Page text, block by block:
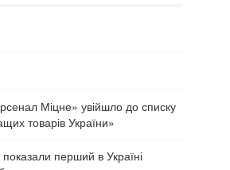
Міцне» увійшло до списку
товарів України»
показали перший в Україні